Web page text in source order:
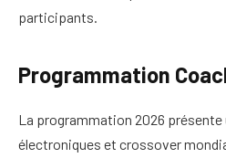
participants.
Programmation
La programmation 2026 présente
électroniques et crossover